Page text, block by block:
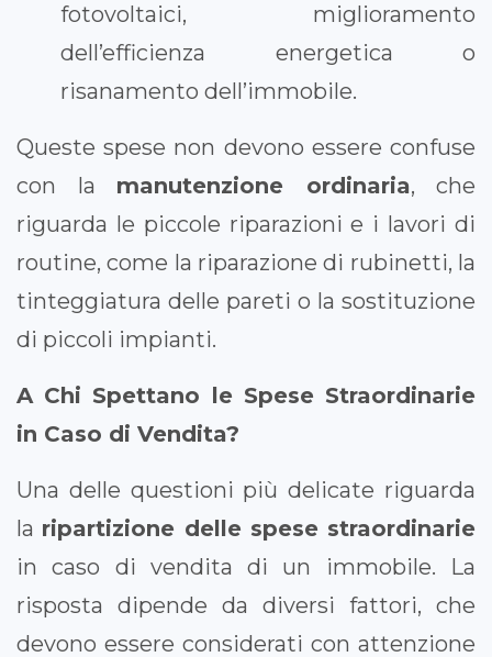
fotovoltaici, miglioramento
dell’efficienza energetica o
risanamento dell’immobile.
Queste spese non devono essere confuse
con la manutenzione ordinaria, che
riguarda le piccole riparazioni e i lavori di
routine, come la riparazione di rubinetti, la
tinteggiatura delle pareti o la sostituzione
di piccoli impianti.
A Chi Spettano le Spese Straordinarie
in Caso di Vendita?
Una delle questioni più delicate riguarda
la ripartizione delle spese straordinarie
in caso di vendita di un immobile. La
risposta dipende da diversi fattori, che
devono essere considerati con attenzione